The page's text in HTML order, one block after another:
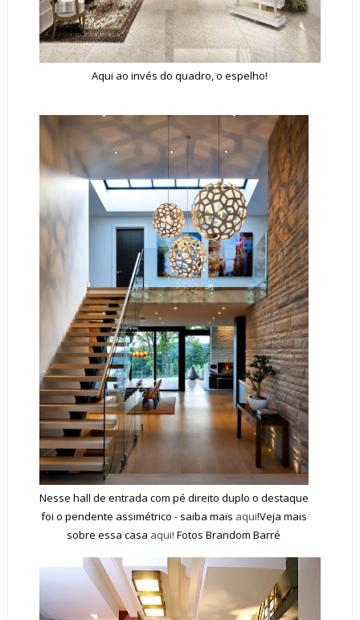
Aqui ao invés do quadro, o espelho!
Nesse hall de entrada com pé direito duplo o destaque
foi o pendente assimétrico - saiba mais aqui!Veja mais
sobre essa casa aqui! Fotos Brandom Barré